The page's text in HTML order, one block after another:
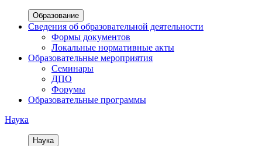
Образование
Сведения об образовательной деятельности
Формы документов
Локальные нормативные акты
Образовательные мероприятия
Семинары
ДПО
Форумы
Образовательные программы
Наука
Наука